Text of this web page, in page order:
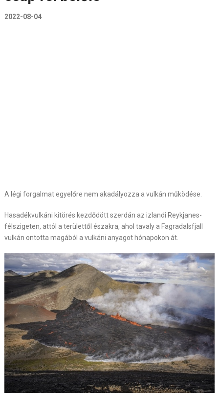
2022-08-04
A légi forgalmat egyelőre nem akadályozza a vulkán működése.
Hasadékvulkáni kitörés kezdődött szerdán az izlandi Reykjanes-
félszigeten, attól a területtől északra, ahol tavaly a Fagradalsfjall
vulkán ontotta magából a vulkáni anyagot hónapokon át.